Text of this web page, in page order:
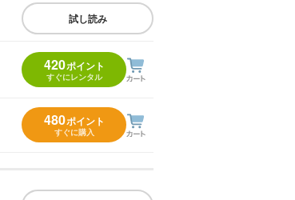
試し読み
420ポイント
すぐにレンタル
480ポイント
すぐに購入